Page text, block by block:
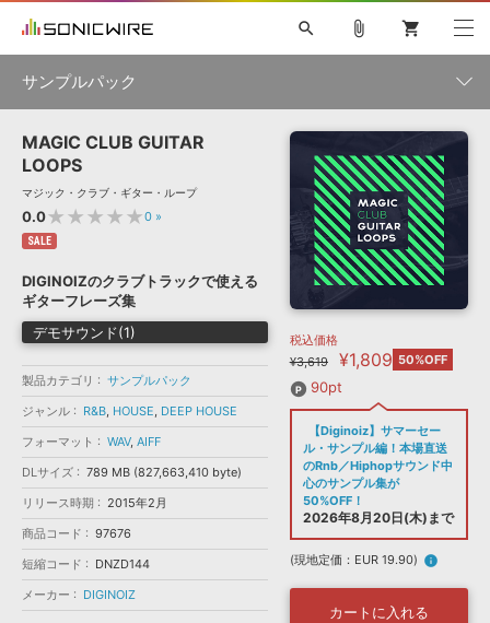
ソフト音源 »
プラグイン・エフェクト »
サンプルパック »
ソフトウェア／ツール »
DAW »
効果音 »
BGM »
キャンペーン »
特集 »
ニュースレター »
SONICWIREブログ »
製品サポート情報 »
DTMガイド »
FAQ »
お問い合わせ »
音楽カード
楽曲配信流通 サービス
無償のサウンド管理ソフト
次世代型ボーカル・エディタ
search
初音ミク NT 鏡音リン・レン V4X
MEIKO V3
KAITO V3
SPITFIRE AUDIO
VIENNA
EZ DRUMMER 3
ライセンスフリーBGM
ボーカル抜き出し
DUBSTEP
MUTANT
ROUTER.FM
SONOCA
ソフト音源 プラグイン・エフェクト
ソフトウェア／ツール 効果音
attach_file shopping_cart
サンプルパック
製品一覧
ジャンル
フォーマット
ランキング
MAGIC CLUB GUITAR
LOOPS
マジック・クラブ・ギター・ループ
0.0★★★★★0 »
SALE
DIGINOIZのクラブトラックで使える
ギターフレーズ集
デモサウンド(1)
製品カテゴリ
サンプルパック
ジャンル
R&B, HOUSE, DEEP HOUSE
フォーマット
WAV, AIFF
DLサイズ
789 MB (827,663,410 byte)
リリース時期
2015年2月
商品コード
97676
短縮コード
DNZD144
メーカー
DIGINOIZ
税込価格
¥3,619
¥1,809 50%OFF
90pt
【Diginoiz】サマーセー
ル・サンプル編！本場直送
のRnb／Hiphopサウンド中
心のサンプル集が
50%OFF！
2026年8月20日(木)まで
(現地定価：EUR 19.90) info
カートに入れる